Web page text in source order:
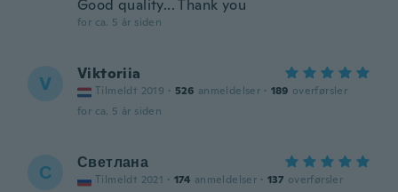
Good quality... Thank you
for ca. 5 år siden
V Viktoriia
Tilmeldt 2019 · 526 anmeldelser · 189 overførsler
for ca. 5 år siden
С Светлана
Tilmeldt 2021 · 174 anmeldelser · 137 overførsler